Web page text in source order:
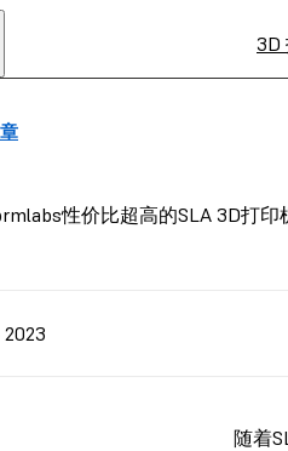
3D
性价比超高的SLA 3D打印
2023
随着